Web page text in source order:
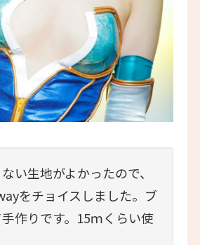
い生地がよかったので、
をチョイスしました。ブ
作りです。15ｍくらい使